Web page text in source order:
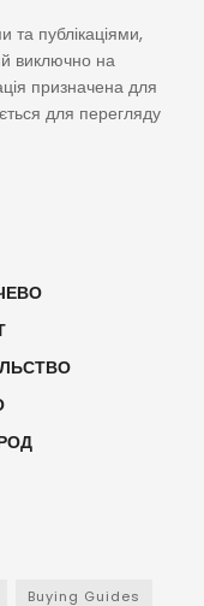
та публікаціями,
виключно на
призначена для
для перегляду
Buying Guides